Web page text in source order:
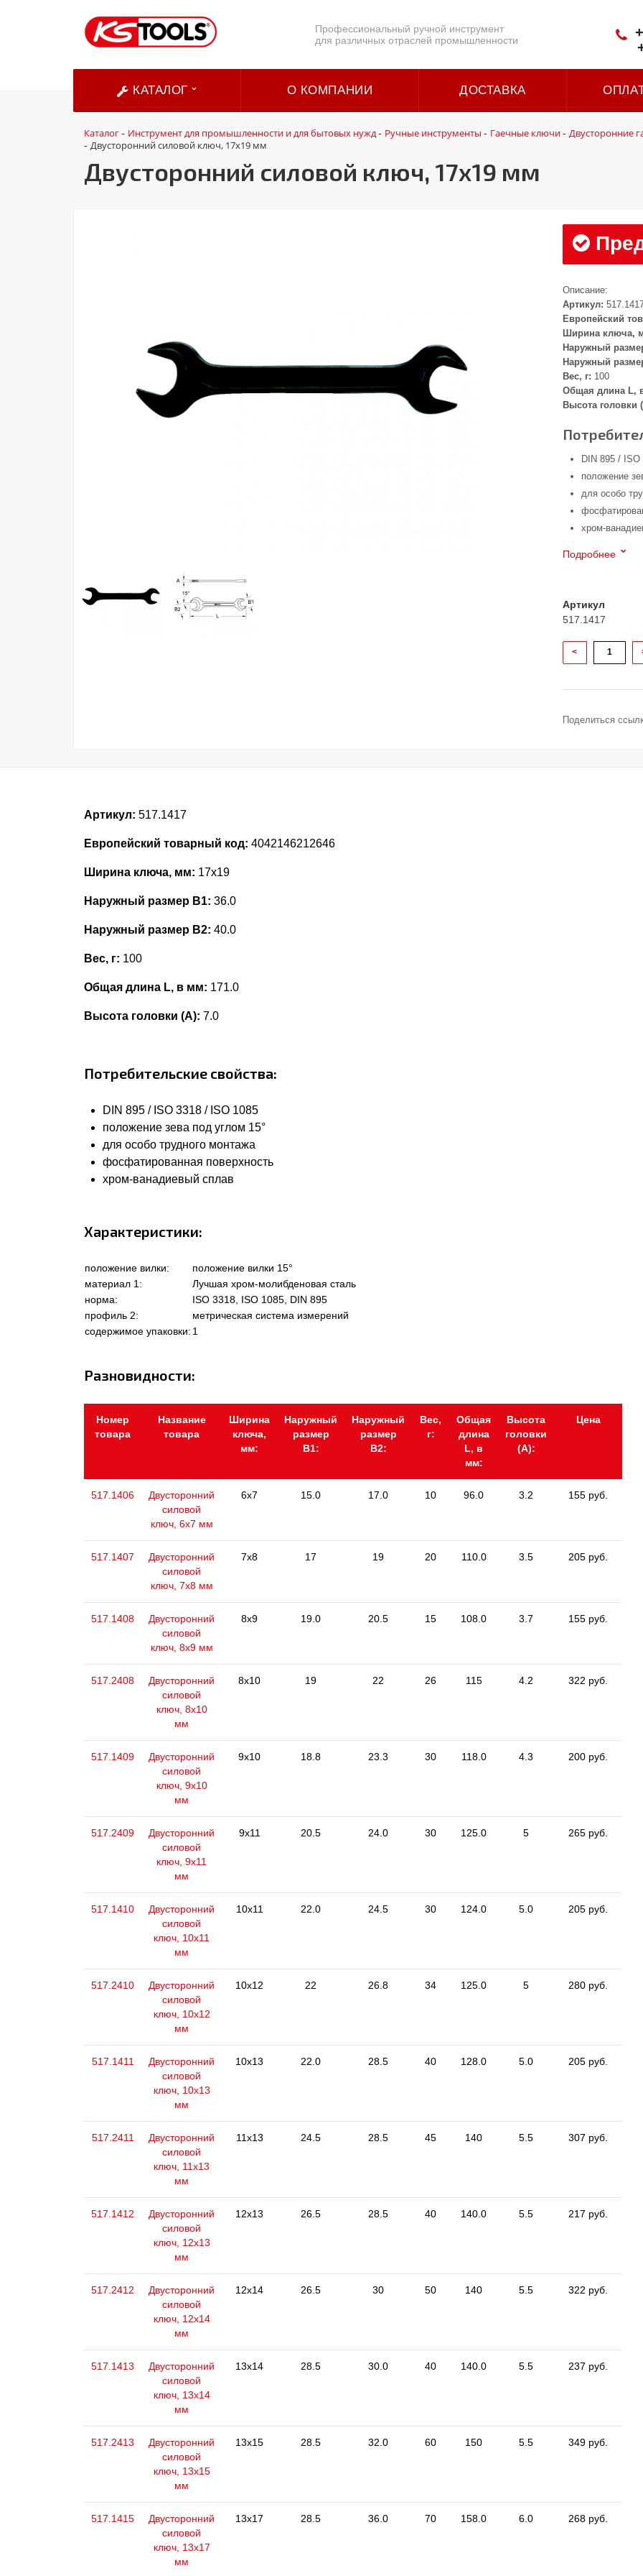
Профессиональный ручной инструмент
для различных отраслей промышленности
КАТАЛОГ О КОМПАНИИ ДОСТАВКА
Каталог- Инструмент для промышленности и для бытовых нужд- Ручные инструменты - Гаечные ключи- Двусторонние
- Двусторонний силовой ключ, 17x19 мм
Двусторонний силовой ключ, 17x19 мм
Описание:
Артикул:
Европейский
Ширина ключа,
Наружный
Наружный
Вес, г: 100
Общая длина L,
Высота головки
DIN 895 /
положение
для особо
хром-
Подробнее
Артикул
517.1417
<
Поделиться
Артикул: 517.1417
Европейский товарный код: 4042146212646
Ширина ключа, мм: 17x19
Наружный размер В1: 36.0
Наружный размер В2: 40.0
Вес, г: 100
Общая длина L, в мм: 171.0
Высота головки (А): 7.0
Потребительские свойства:
DIN 895 / ISO 3318 / ISO 1085
положение зева под углом 15°
для особо трудного монтажа
фосфатированная поверхность
хром-ванадиевый сплав
Характеристики:
положение вилки:
положение вилки 15°
материал 1:
Лучшая хром-молибденовая сталь
норма:
ISO 3318, ISO 1085, DIN 895
профиль 2:
метрическая система измерений
содержимое упаковки: 1
Разновидности:
Номер
товара
Название
товара
Ширина
ключа,
мм:
Наружный
размер
В1:
Наружный
размер
В2:
Вес,
г:
Общая
длина
L, в
мм:
Высота
головки
(А):
Цена
517.1406
Двусторонний
силовой
ключ, 6х7 мм
6x7 15.0 17.0 10 96.0 3.2 155 руб.
517.1407
Двусторонний
силовой
ключ, 7x8 мм
7x8 17 19 20 110.0 3.5 205 руб.
517.1408
Двусторонний
силовой
ключ, 8х9 мм
8x9 19.0 20.5 15 108.0 3.7 155 руб.
517.2408
Двусторонний
силовой
ключ, 8x10
мм
8x10 19 22 26 115 4.2 322 руб.
517.1409
Двусторонний
силовой
ключ, 9x10
мм
9x10 18.8 23.3 30 118.0 4.3 200 руб.
517.2409
Двусторонний
силовой
ключ, 9x11
мм
9x11 20.5 24.0 30 125.0 5 265 руб.
517.1410
Двусторонний
силовой
ключ, 10x11
мм
10x11 22.0 24.5 30 124.0 5.0 205 руб.
517.2410
Двусторонний
силовой
ключ, 10x12
мм
10x12 22 26.8 34 125.0 5 280 руб.
517.1411
Двусторонний
силовой
ключ, 10x13
мм
10x13 22.0 28.5 40 128.0 5.0 205 руб.
517.2411
Двусторонний
силовой
ключ, 11x13
мм
11x13 24.5 28.5 45 140 5.5 307 руб.
517.1412
Двусторонний
силовой
ключ, 12x13
мм
12x13 26.5 28.5 40 140.0 5.5 217 руб.
517.2412
Двусторонний
силовой
ключ, 12x14
мм
12x14 26.5 30 50 140 5.5 322 руб.
517.1413
Двусторонний
силовой
ключ, 13x14
мм
13x14 28.5 30.0 40 140.0 5.5 237 руб.
517.2413
Двусторонний
силовой
ключ, 13x15
мм
13x15 28.5 32.0 60 150 5.5 349 руб.
517.1415
Двусторонний
силовой
ключ, 13x17
мм
13x17 28.5 36.0 70 158.0 6.0 268 руб.